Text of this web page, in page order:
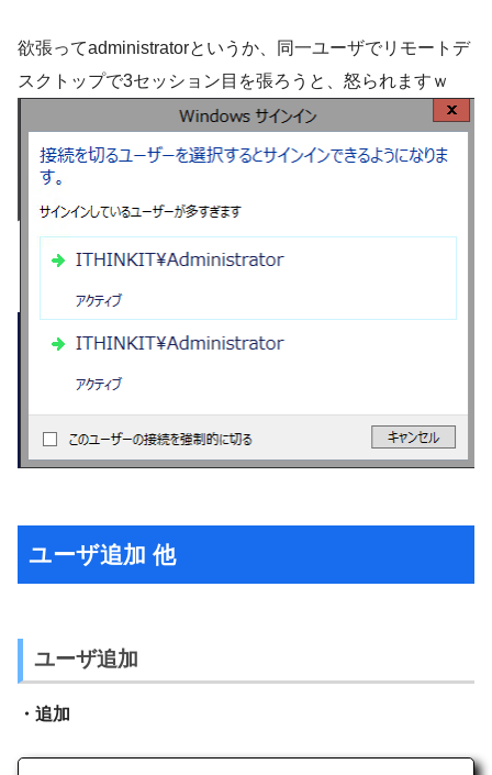
欲張ってadministratorというか、同一ユーザでリモートデ
スクトップで3セッション目を張ろうと、怒られますｗ
ユーザ追加 他
ユーザ追加
・追加